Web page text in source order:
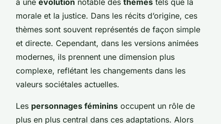
morale et la justice. Dans les récits d’origine, ces
thèmes sont souvent représentés de façon simple
et directe. Cependant, dans les versions animées
modernes, ils prennent une dimension plus
complexe, reflétant les changements dans les
valeurs sociétales actuelles.
Les personnages féminins occupent un rôle de
plus en plus central dans ces adaptations. Alors